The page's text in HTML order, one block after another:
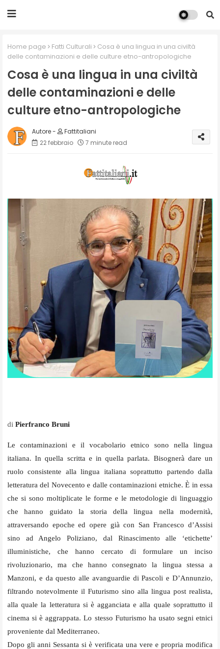
Home page Fatti Culturali
Cosa è una lingua in una civiltà
delle contaminazioni e delle culture etno-antropologiche
Cosa è una lingua in una civiltà
delle contaminazioni e delle
culture etno-antropologiche
Fattitaliani
22 febbraio
7 minute read
di Pierfranco Bruni
Le contaminazioni e il vocabolario etnico sono nella lingua
italiana. In quella scritta e in quella parlata. Bisognerà dare un
ruolo consistente alla lingua italiana soprattutto partendo dalla
letteratura del Novecento e dalle contaminazioni etniche. È in essa
che si sono moltiplicate le forme e le metodologie di linguaggio
che hanno guidato la storia della lingua nella modernità,
attraversando epoche ed opere già con San Francesco d’Assisi
sino ad Angelo Poliziano, dal Rinascimento alle ‘etichette’
illuministiche, che hanno cercato di formulare un inciso
rivoluzionario, ma che hanno consegnato la lingua stessa a
Manzoni, e da questo alle avanguardie di Pascoli e D’Annunzio,
filtrando notevolmente il Futurismo sino alla lingua post realista,
alla quale la letteratura si è agganciata e alla quale soprattutto il
cinema si è aggrappata. Lo stesso Futurismo ha usato segni etnici
proveniente dal Mediterraneo.
Dopo gli anni Sessanta si è verificata una vere e propria modifica